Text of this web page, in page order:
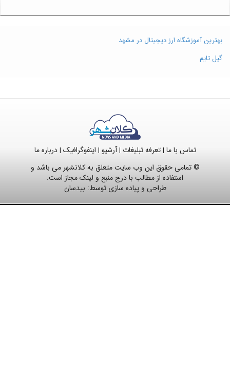
بهترین آموزشگاه ارز دیجیتال در مشهد
گیل تایم
تماس با ما |تعرفه تبلیغات |آرشیو | اینفوگرافیک |درباره ما
© تمامی حقوق این وب سایت متعلق به کلانشهر می باشد و
استفاده از مطالب با درج منبع و لینک مجاز است.
طراحی و پیاده سازی توسط: بیدسان